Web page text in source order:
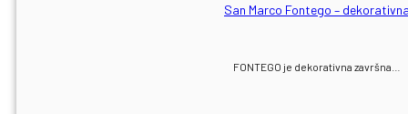
San Marco Fontego –
FONTEGO je dekorativna završna…